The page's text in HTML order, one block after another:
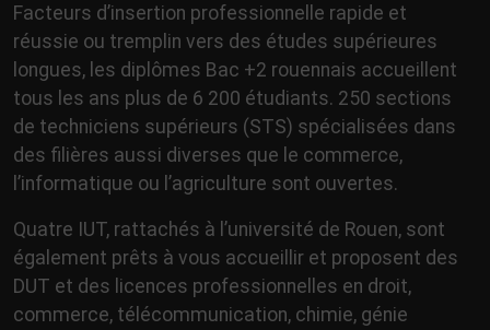
Facteurs d’insertion professionnelle rapide et
réussie ou tremplin vers des études supérieures
longues, les diplômes Bac +2 rouennais accueillent
tous les ans plus de 6 200 étudiants. 250 sections
de techniciens supérieurs (STS) spécialisées dans
des filières aussi diverses que le commerce,
l’informatique ou l’agriculture sont ouvertes.
Quatre IUT, rattachés à l’université de Rouen, sont
également prêts à vous accueillir et proposent des
DUT et des licences professionnelles en droit,
commerce, télécommunication, chimie, génie